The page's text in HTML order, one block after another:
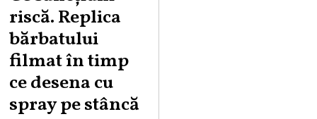
riscă. Replica
bărbatului
filmat în timp
ce desena cu
spray pe stâncă